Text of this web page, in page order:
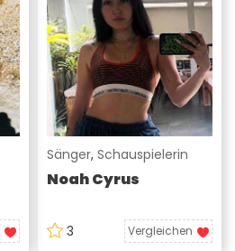
Sänger, Schauspielerin
Noah Cyrus
3 Vergleichen